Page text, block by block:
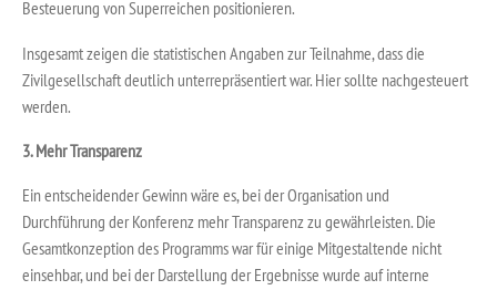
Besteuerung von Superreichen positionieren.
Insgesamt zeigen die statistischen Angaben zur Teilnahme, dass die
Zivilgesellschaft deutlich unterrepräsentiert war. Hier sollte nachgesteuert
werden.
3. Mehr Transparenz
Ein entscheidender Gewinn wäre es, bei der Organisation und
Durchführung der Konferenz mehr Transparenz zu gewährleisten. Die
Gesamtkonzeption des Programms war für einige Mitgestaltende nicht
einsehbar, und bei der Darstellung der Ergebnisse wurde auf interne